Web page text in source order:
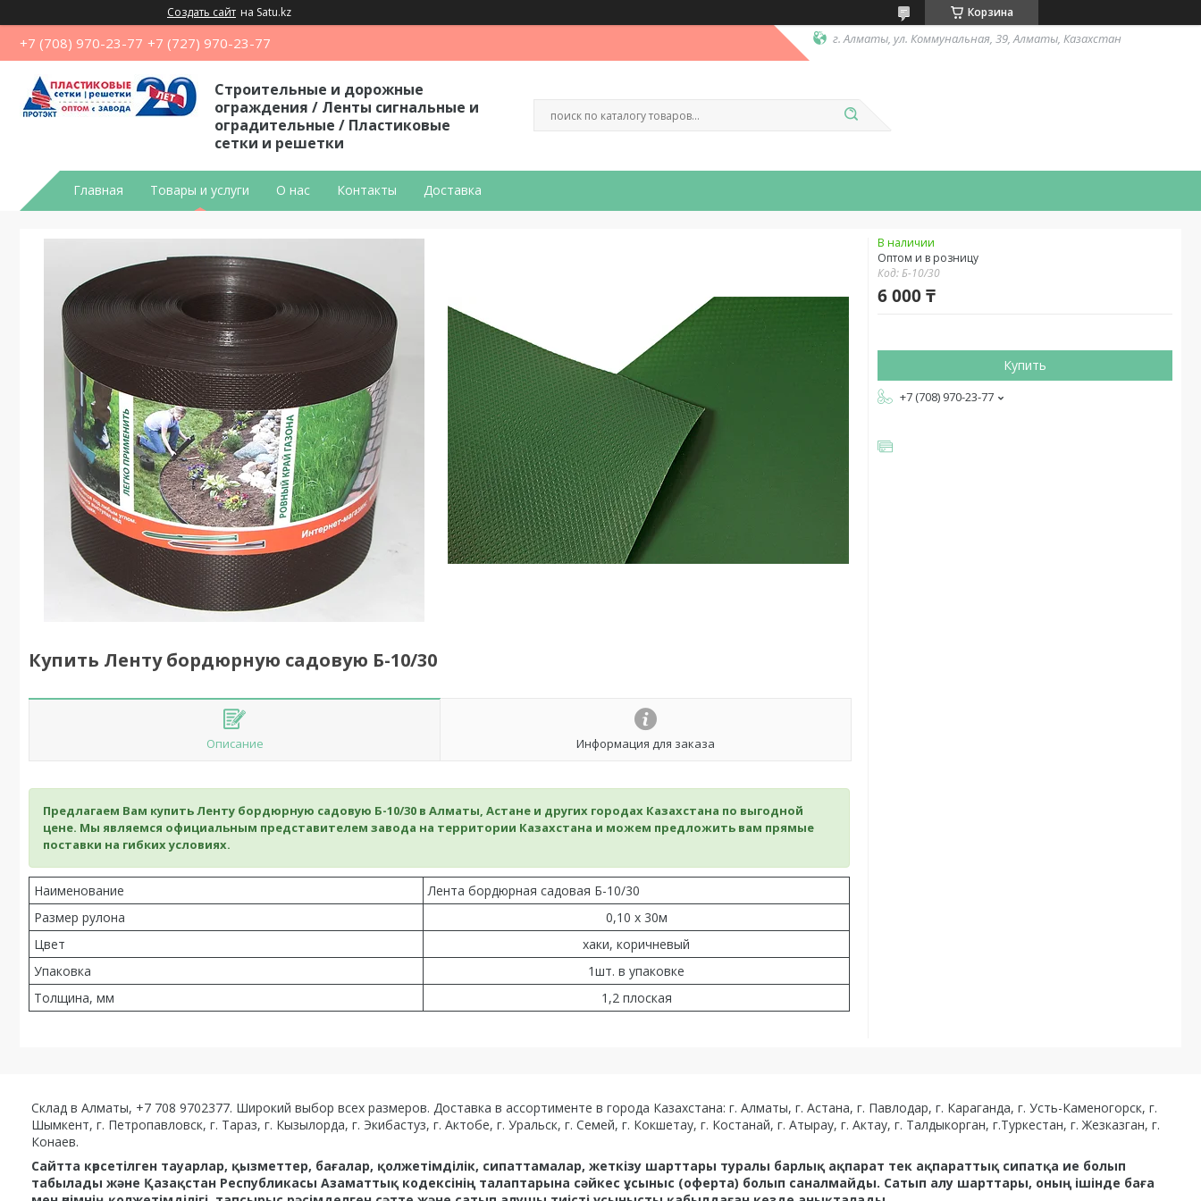
Создать сайт на Satu.kz Корзина
+7 (708) 970-23-77 +7 (727) 970-23-77 г. Алматы, ул. Коммунальная, 39, Алматы, Казахстан
Строительные и дорожные
ограждения / Ленты сигнальные и
оградительные / Пластиковые
сетки и решетки
Главная Товары и услуги О нас Контакты Доставка
Купить Ленту бордюрную садовую Б-10/30
Описание Информация для заказа
Предлагаем Вам купить Ленту бордюрную садовую Б-10/30 в Алматы, Астане и других городах Казахстана по выгодной
цене. Мы являемся официальным представителем завода на территории Казахстана и можем предложить вам прямые
поставки на гибких условиях.
Наименование
Лента бордюрная садовая Б-10/30
Размер рулона
0,10 х 30м
Цвет
хаки, коричневый
Упаковка
1шт. в упаковке
Толщина, мм
1,2 плоская
В наличии
Оптом и в розницу
Код:Б-10/30
6 000 ₸
Купить
+7 (708) 970-23-77
Склад в Алматы, +7 708 9702377. Широкий выбор всех размеров. Доставка в ассортименте в города Казахстана: г. Алматы, г. Астана, г. Павлодар, г. Караганда, г. Усть-Каменогорск, г.
Шымкент, г. Петропавловск, г. Тараз, г. Кызылорда, г. Экибастуз, г. Актобе, г. Уральск, г. Семей, г. Кокшетау, г. Костанай, г. Атырау, г. Актау, г. Талдыкорган, г.Туркестан, г. Жезказган, г.
Конаев.
Сайтта көрсетілген тауарлар, қызметтер, бағалар, қолжетімділік, сипаттамалар, жеткізу шарттары туралы барлық ақпарат тек ақпараттық сипатқа ие болып
табылады және Қазақстан Республикасы Азаматтық кодексінің талаптарына сәйкес ұсыныс (оферта) болып саналмайды. Сатып алу шарттары, оның ішінде баға